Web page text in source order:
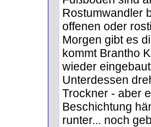
Rostumwandler
offenen oder
Morgen gibt es
kommt Brantho
wieder
Unterdessen
Trockner - aber
Beschichtung
runter... noch